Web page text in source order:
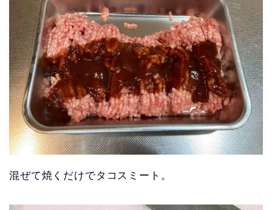
混ぜて焼くだけでタコスミート。